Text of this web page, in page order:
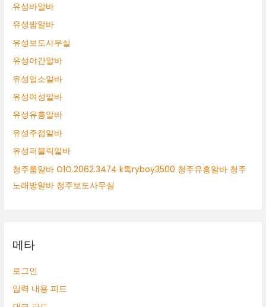
유성바알바
유성밤알바
유성보도사무실
유성야간알바
유성업소알바
유성여성알바
유성유흥알바
유성주점알바
유성퍼블릭알바
청주룸알바 O1O.2062.3474 k톡ryboy3500 청주유흥알바 청주
노래방알바 청주보도사무실
메타
로그인
입력 내용 피드